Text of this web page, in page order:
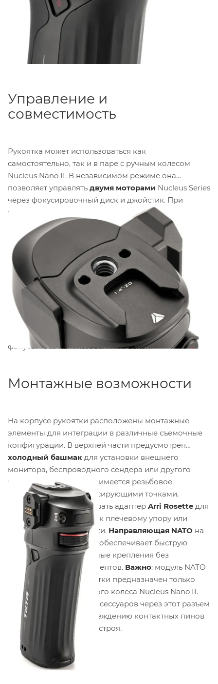
Управление и
совместимость
Рукоятка может использоваться как
самостоятельно, так и в паре с ручным колесом
Nucleus Nano II. В независимом режиме она
позволяет управлять двумя моторами Nucleus Series
через фокусировочный диск и джойстик. При
подключении ручного колеса количество
управляемых моторов увеличивается дочетырех
что позволяет одновременно контролировать
фокус, диафрагму, зум и VND-фильтр. Рукоятка
совместима с моторамиNucleus Nano II, Nucleus M
и Nucleus Nano , а также с моторами фокусировки
DJI при использовании опционального
беспроводного приемного модуля.
Беспроводной
модуль
позволяет подключать рукоятку к
стабилизаторам
DJI RS2 и RS3 Pro
для
беспроводного управления камерой и фоллоус-
фокусом без использования кабелей.
Монтажные возможности
На корпусе рукоятки расположены монтажные
элементы для интеграции в различные съемочные
конфигурации. В верхней части предусмотрен
холодный башмак для установки внешнего
монитора, беспроводного сендера или другого
аксессуара. На корпусе имеется резьбовое
отверстие1/4"-20с фиксирующими точками,
позволяющее монтировать адаптер Arri Rosette для
подключения рукоятки к плечевому упору или
боковой рукоятке клетки. Направляющая NATO на
нижней части рукоятки обеспечивает быструю
установку на совместимые крепления без
использования инструментов. Важно: модуль NATO
на верхней части рукоятки предназначен только
для подключения ручного колеса Nucleus Nano II.
Подключение других аксессуаров через этот разъем
может привести к повреждению контактных пинов
и выходу устройства из строя.